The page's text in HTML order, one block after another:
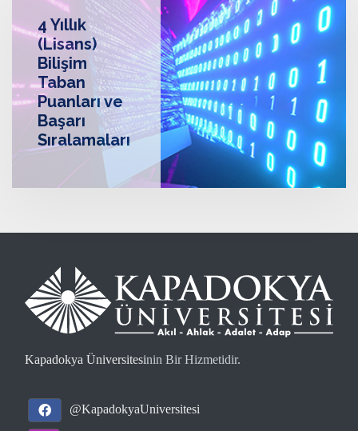
4 Yıllık
(Lisans)
Bilişim
Taban
Puanları ve
Başarı
Sıralamaları
Kapadokya Üniversitesi
@KapadokyaUniversitesi